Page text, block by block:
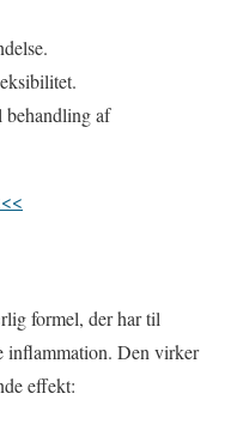
behandling af
formel, der har til
inflammation. Den virker
effekt: